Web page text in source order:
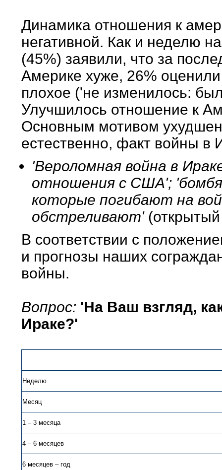
Динамика отношения к
негативной. Как и неделю
(45%) заявили, что за
Америке хуже, 26%
плохое ('не изменилось:
Улучшилось отношение к
Основным мотивом
естественно, факт войны в
'Вероломная война в
отношения с США';
которые погибают на
обстреливают'
В соответствии с
и прогнозы наших
войны.
Вопрос: 'На Ваш взгляд,
Ираке?'
Неделю
Месяц
1 – 3 месяца
4 – 6 месяцев
6 месяцев – год